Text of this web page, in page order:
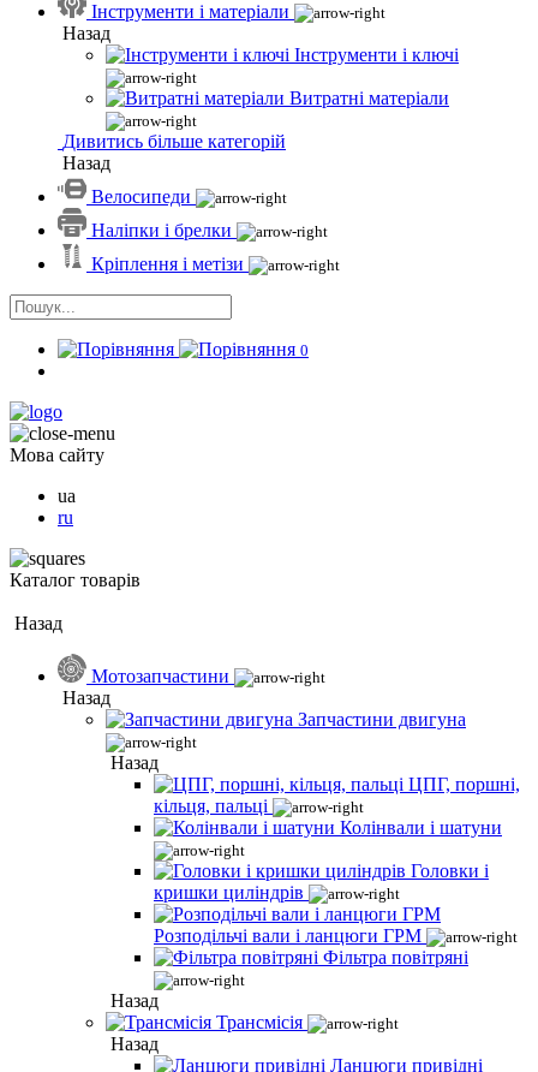
Інструменти і матеріали
Назад
Інструменти і ключі
Витратні матеріали
Дивитись більше категорій
Назад
Велосипеди
Наліпки і брелки
Кріплення і метізи
0
Мова сайту
ua
ru
Каталог товарів
Назад
Мотозапчастини
Назад
Запчастини двигуна
Назад
ЦПГ, поршні,
кільця, пальці
Колінвали і шатуни
Головки і
кришки циліндрів
Розподільчі вали і ланцюги ГРМ
Фільтра повітряні
Назад
Трансмісія
Назад
Ланцюги привідні